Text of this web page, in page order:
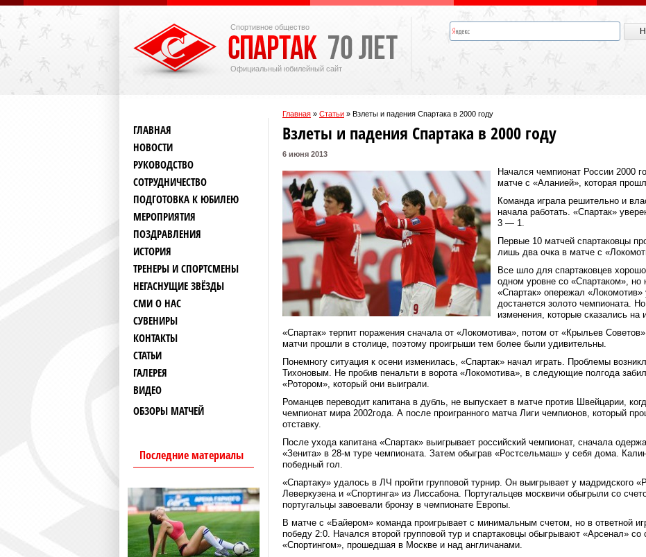
Спортивное общество
Официальный юбилейный сайт
Главная » Статьи » Взлеты и падения Спартака в 2000 году
ГЛАВНАЯ
НОВОСТИ
РУКОВОДСТВО
СОТРУДНИЧЕСТВО
ПОДГОТОВКА К ЮБИЛЕЮ
МЕРОПРИЯТИЯ
ПОЗДРАВЛЕНИЯ
ИСТОРИЯ
ТРЕНЕРЫ И СПОРТСМЕНЫ
НЕГАСНУЩИЕ ЗВЁЗДЫ
СМИ О НАС
СУВЕНИРЫ
КОНТАКТЫ
СТАТЬИ
ГАЛЕРЕЯ
ВИДЕО
ОБЗОРЫ МАТЧЕЙ
Последние материалы
Взлеты и падения Спартака в 2000 году
6 июня 2013
Начался чемпионат России 2000
матче с «Аланией», которая
Команда играла решительно и
начала работать. «Спартак»
3 — 1.
Первые 10 матчей спартаковцы
лишь два очка в матче с
Все шло для спартаковцев
одном уровне со «Спартаком», но
«Спартак» опережал
достанется золото чемпионата.
изменения, которые сказались на
«Спартак» терпит поражения сначала от «Локомотива», потом от «Крыльев
матчи прошли в столице, поэтому проигрыши тем более были удивительны.
Понемногу ситуация к осени изменилась, «Спартак» начал играть. Проблемы
Тихоновым. Не пробив пенальти в ворота «Локомотива», в следующие полгода
«Ротором», который они выиграли.
Романцев переводит капитана в дубль, не выпускает в матче против Швейцарии,
чемпионат мира 2002года. А после проигранного матча Лиги чемпионов, который
отставку.
После ухода капитана «Спартак» выигрывает российский чемпионат, сначала
«Зенита» в 28-м туре чемпионата. Затем обыграв «Ростсельмаш» у себя дома.
победный гол.
«Спартаку» удалось в ЛЧ пройти групповой турнир. Он выигрывает у мадридского
Леверкузена и «Спортинга» из Лиссабона. Португальцев москвичи обыгрыли со
португальцы завоевали бронзу в чемпионате Европы.
В матче с «Байером» команда проигрывает с минимальным счетом, но в ответной
победу 2:0. Начался второй групповой тур и спартаковцы обыгрывают «Арсенал»
«Спортингом», прошедшая в Москве и над англичанами.